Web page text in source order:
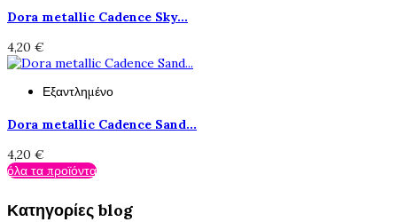
Dora metallic Cadence Sky...
4,20 €
Εξαντλημένο
Dora metallic Cadence Sand...
4,20 €
όλα τα προϊόντα
Κατηγορίες blog